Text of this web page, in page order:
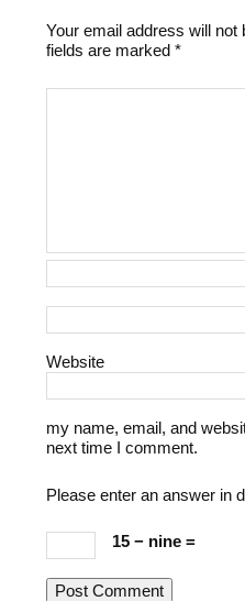
Your email address will not
fields are marked*
Website
my name, email, and
next time I comment.
Please enter an answer in
15 − nine =